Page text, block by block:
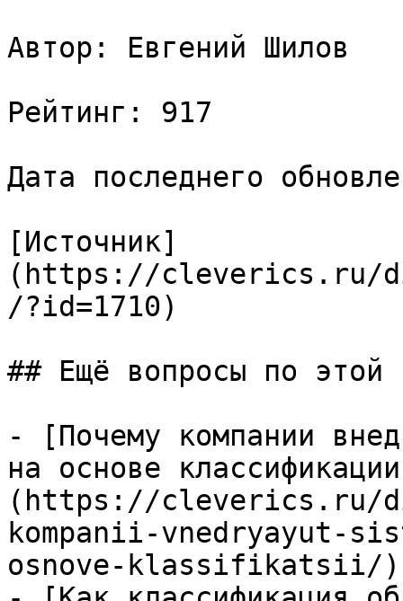
Автор: Евгений Шилов
Рейтинг: 917
Дата последнего
[Источник]
(https://cleverics.ru/
/?id=1710)
## Ещё вопросы по этой
- [Почему компании
на основе
(https://cleverics.ru/
kompanii-vnedryayut-
osnove-klassifikatsii/)